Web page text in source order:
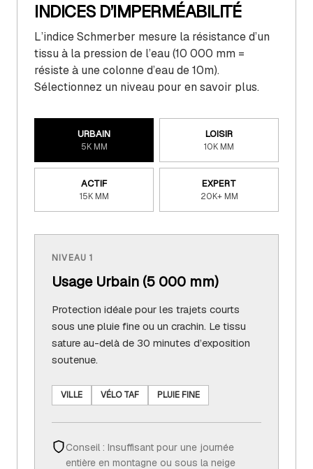
INDICES D’IMPERMÉABILITÉ
L’indice Schmerber mesure la résistance d’un
tissu à la pression de l’eau (10 000 mm =
résiste à une colonne d’eau de 10m).
Sélectionnez un niveau pour en savoir plus.
URBAIN
5K MM
LOISIR
10K MM
ACTIF
15K MM
EXPERT
20K+ MM
NIVEAU 1
Usage Urbain (5 000 mm)
Protection idéale pour les trajets courts
sous une pluie fine ou un crachin. Le tissu
sature au-delà de 30 minutes d’exposition
soutenue.
VILLE VÉLO TAF PLUIE FINE
Conseil : Insuffisant pour une journée
entière en montagne ou sous la neige